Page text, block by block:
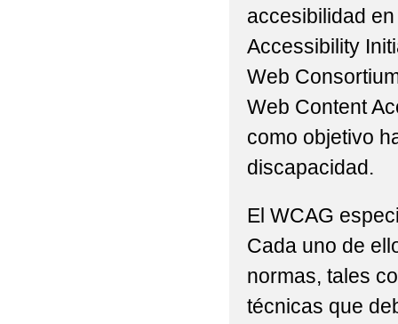
accesibilidad
Accessibility
Web
Web Content
como objetivo
discapacidad.
El WCAG
Cada uno de
normas, tales
técnicas que